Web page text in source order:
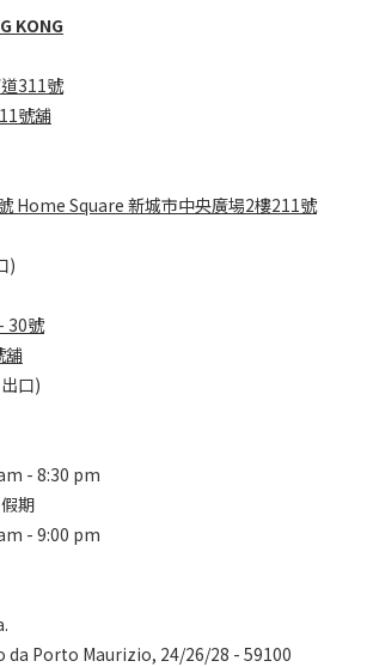
KONG
311號
號舖
Home Square 新城市中央廣場2樓211號
)
30號
舖
口)
- 8:30 pm
期
- 9:00 pm
da Porto Maurizio, 24/26/28 - 59100